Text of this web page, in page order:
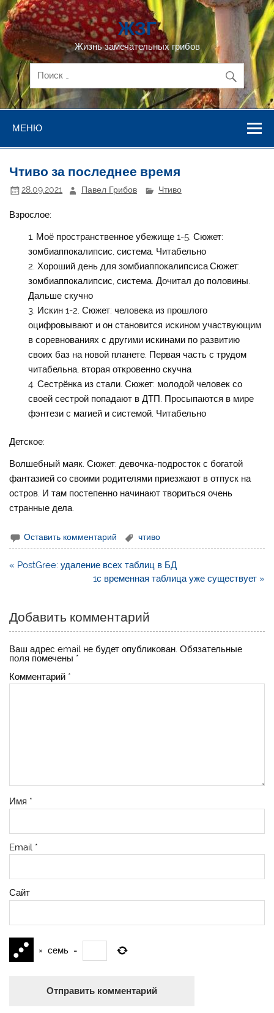
Перейти
к
содержимому
ЖЗГ
Жизнь замечательных грибов
МЕНЮ
Чтиво за последнее время
28.09.2021 Павел Грибов Чтиво
Взрослое:
Моё пространственное убежище 1-5. Сюжет:
зомбиаппокалипсис, система. Читабельно
Хороший день для зомбиаппокалипсиса.Сюжет:
зомбиаппокалипсис, система. Дочитал до половины.
Дальше скучно
Искин 1-2. Сюжет: человека из прошлого
оцифровывают и он становится искином участвующим
в соревнованиях с другими искинами по развитию
своих баз на новой планете. Первая часть с трудом
читабельна, вторая откровенно скучна
Сестрёнка из стали. Сюжет: молодой человек со
своей сестрой попадают в ДТП. Просыпаются в мире
фэнтези с магией и системой. Читабельно
Детское:
Волшебный маяк. Сюжет: девочка-подросток с богатой
фантазией со своими родителями приезжают в отпуск на
остров. И там постепенно начинают твориться очень
странные дела.
Оставить комментарий чтиво
Навигация
« PostGree: удаление всех таблиц в БД
1с временная таблица уже существует »
Добавить комментарий
Ваш адрес email не будет опубликован. Обязательные
поля помечены *
Комментарий *
Имя *
Email *
Сайт
× семь =